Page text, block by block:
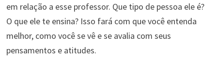
em relação a esse professor. Que tipo de pessoa ele é?
O que ele te ensina? Isso fará com que você entenda
melhor, como você se vê e se avalia com seus
pensamentos e atitudes.